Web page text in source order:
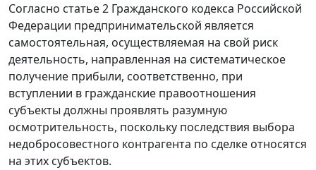
Согласно статье 2 Гражданского кодекса Российской
Федерации предпринимательской является
самостоятельная, осуществляемая на свой риск
деятельность, направленная на систематическое
получение прибыли, соответственно, при
вступлении в гражданские правоотношения
субъекты должны проявлять разумную
осмотрительность, поскольку последствия выбора
недобросовестного контрагента по сделке относятся
на этих субъектов.